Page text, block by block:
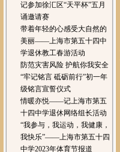
记参加徐汇区“天平杯”五月
诵邀请赛
带着年轻的心感受大自然的
美丽——上海市第五十四中
学退休教工春游活动
防范灾害风险 护航你我安全
“牢记铭言 砥砺前行”初一年
级铭言宣誓仪式
情暖亦悦——记上海市第五
十四中学退休网络组长活动
“我参与，我运动，我健康，
我快乐”——上海市第五十四
中学2023年体育节报道